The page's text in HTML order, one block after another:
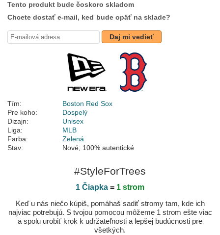
Tento produkt bude čoskoro skladom
Chcete dostať e-mail, keď bude opäť na sklade?
Daj mi vedieť
Tím:
Boston Red Sox
Pre koho:
Dospelý
Dizajn:
Unisex
Liga:
MLB
Farba:
Zelená
Stav:
Nové; 100% autentické
#StyleForTrees
1 Čiapka = 1 strom
Keď u nás niečo kúpiš, pomáhaš sadiť stromy tam, kde ich
najviac potrebujú. S tvojou pomocou môžeme 1 strom ešte viac
a spolu urobiť krok k udržateľnosti a lepšej budúcnosti pre
všetkých.